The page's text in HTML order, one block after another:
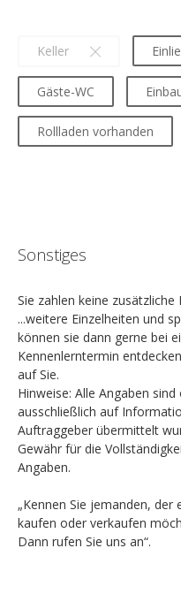
Keller
Gäste-WC
Rollladen vorhanden
Sonstiges
Sie zahlen keine zusätzliche
...weitere Einzelheiten und
können sie dann gerne bei
Kennenlerntermin
auf Sie.
Hinweise: Alle Angaben
ausschließlich auf
Auftraggeber übermittelt
Gewähr für die
Angaben.
„Kennen Sie jemanden,
kaufen oder verkaufen
Dann rufen Sie uns an“.